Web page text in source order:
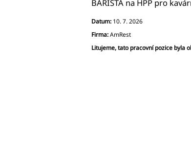
BARISTA na HPP pro
Datum: 10. 7. 2026
Firma:AmRest
Litujeme, tato pracovní pozice byla